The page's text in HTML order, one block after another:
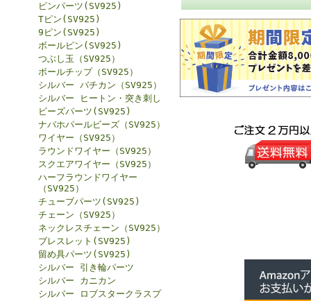
ピンパーツ(SV925)
Tピン(SV925)
9ピン(SV925)
ボールピン(SV925)
つぶし玉（SV925）
ボールチップ（SV925）
シルバー バチカン（SV925）
シルバー ヒートン・突き刺し
ビーズパーツ(SV925)
ナバホパールビーズ（SV925）
ワイヤー（SV925）
ラウンドワイヤー（SV925）
スクエアワイヤー（SV925）
ハーフラウンドワイヤー
（SV925）
チューブパーツ(SV925)
チェーン（SV925）
ネックレスチェーン（SV925）
ブレスレット(SV925)
留め具パーツ(SV925)
シルバー 引き輪パーツ
シルバー カニカン
シルバー ロブスタークラスプ